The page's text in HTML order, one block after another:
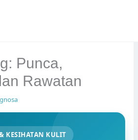
Punca,
Rawatan
KESIHATAN KULIT